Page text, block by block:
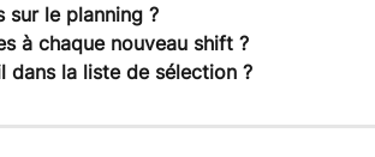
sur le planning ?
à chaque nouveau shift ?
la liste de sélection ?